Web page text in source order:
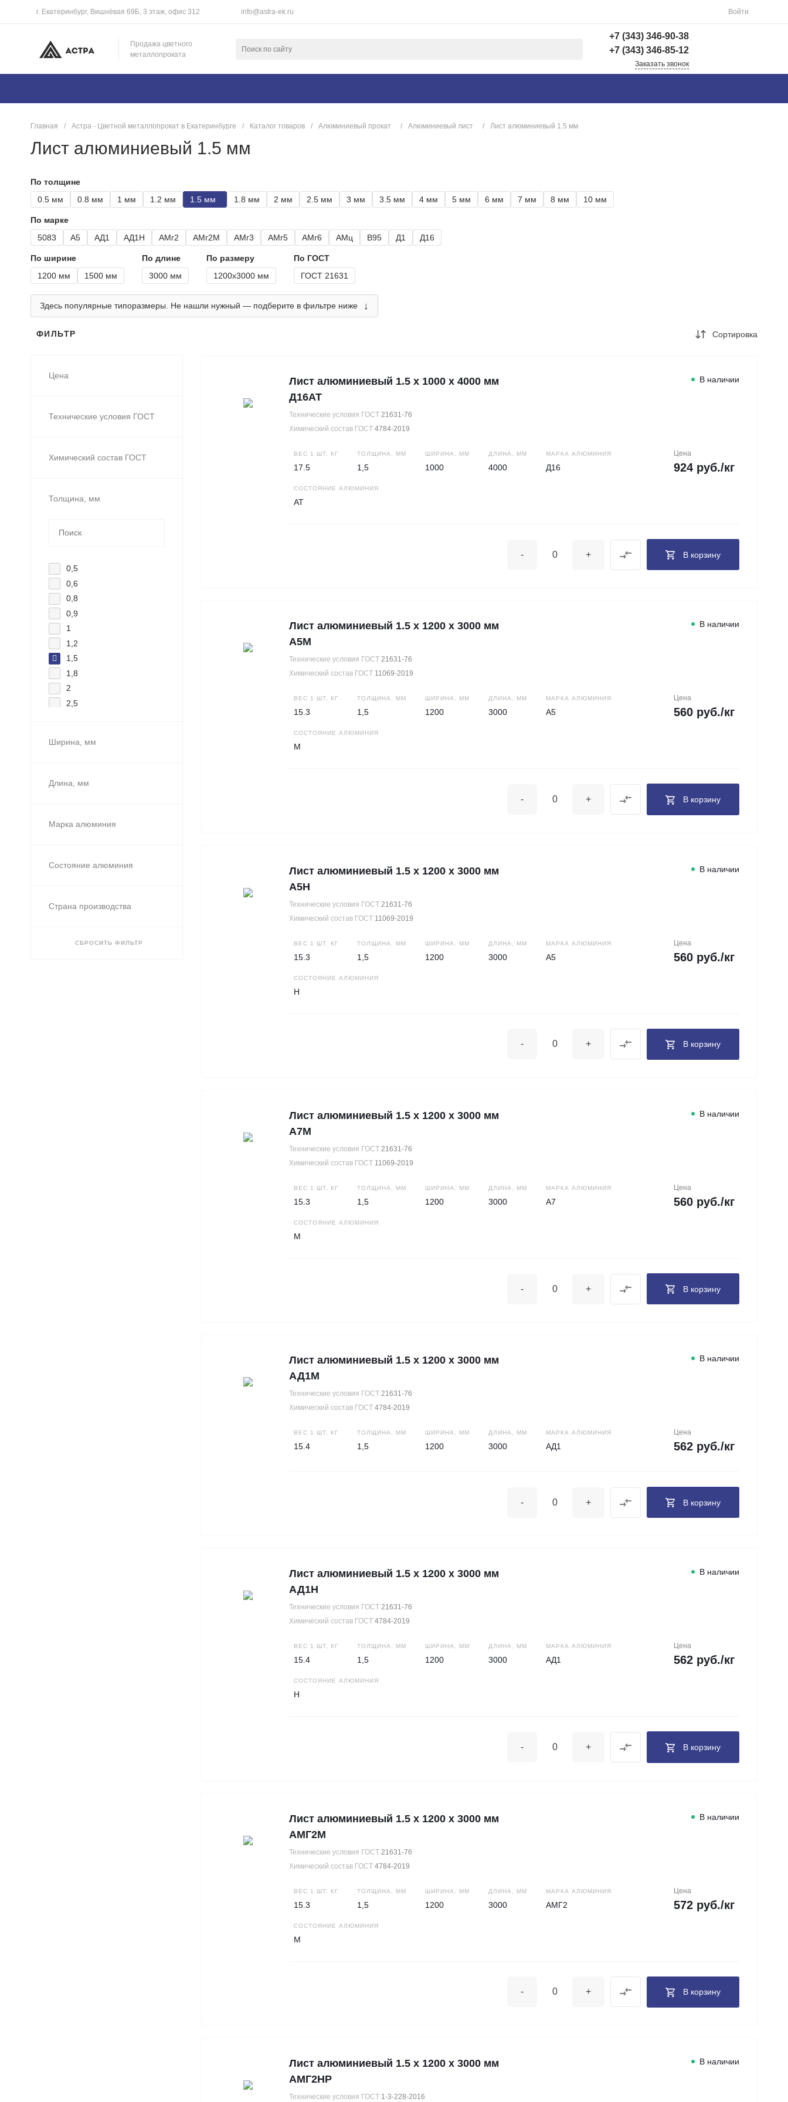
г. Екатеринбург, Вишнёвая 69Б, 3 этаж, офис 312 info@astra-ek.ru Войти
Продажа цветного
металлопроката
+7 (343) 346-90-38
+7 (343) 346-85-12
г. Екатеринбург,
г. Березовский,
Заказать звонок
Главная / Астра - Цветной металлопрокат в Екатеринбурге / Каталог товаров / Алюминиевый прокат / Алюминиевый лист / Лист алюминиевый 1.5 мм
Лист алюминиевый 1.5 мм
По толщине
0.5 мм
0.8 мм 1 мм 1.2 мм 1.5 мм 1.8 мм 2 мм 2.5 мм 3 мм 3.5 мм 4 мм 5 мм 6 мм 7 мм 8 мм 10 мм
По марке
5083
А5 АД1 АД1Н АМг2 АМг2М АМг3 АМг5 АМг6 АМц В95 Д1 Д16
По ширине
1200 мм
1500 мм
По длине
3000 мм
По размеру
1200х3000 мм
По ГОСТ
ГОСТ 21631
Здесь популярные типоразмеры. Не нашли нужный — подберите в фильтре ниже ↓
ФИЛЬТР
Цена
Технические условия ГОСТ
Химический состав ГОСТ
Толщина, мм
0,5
0,6
0,8
0,9
1
1,2
1,5
1,8
2
2,5
4
9
Ширина, мм
Длина, мм
Марка алюминия
Состояние алюминия
Страна производства
СБРОСИТЬ ФИЛЬТР
Сортировка
Лист алюминиевый 1.5 х 1000 х 4000 мм
Д16АТ
Технические условия ГОСТ 21631-76
Химический состав ГОСТ 4784-2019
В наличии
ВЕС 1 ШТ, КГ
17.5
ТОЛЩИНА, ММ
1,5
ШИРИНА, ММ
1000
ДЛИНА, ММ
4000
МАРКА АЛЮМИНИЯ
Д16
СОСТОЯНИЕ АЛЮМИНИЯ
АТ
Цена
924 руб./кг
- + В корзину
Лист алюминиевый 1.5 х 1200 х 3000 мм
А5М
Технические условия ГОСТ 21631-76
Химический состав ГОСТ 11069-2019
В наличии
ВЕС 1 ШТ, КГ
15.3
ТОЛЩИНА, ММ
1,5
ШИРИНА, ММ
1200
ДЛИНА, ММ
3000
МАРКА АЛЮМИНИЯ
А5
СОСТОЯНИЕ АЛЮМИНИЯ
М
Цена
560 руб./кг
- + В корзину
Лист алюминиевый 1.5 х 1200 х 3000 мм
А5Н
Технические условия ГОСТ 21631-76
Химический состав ГОСТ 11069-2019
В наличии
ВЕС 1 ШТ, КГ
15.3
ТОЛЩИНА, ММ
1,5
ШИРИНА, ММ
1200
ДЛИНА, ММ
3000
МАРКА АЛЮМИНИЯ
А5
СОСТОЯНИЕ АЛЮМИНИЯ
Н
Цена
560 руб./кг
- + В корзину
Лист алюминиевый 1.5 х 1200 х 3000 мм
А7М
Технические условия ГОСТ 21631-76
Химический состав ГОСТ 11069-2019
В наличии
ВЕС 1 ШТ, КГ
15.3
ТОЛЩИНА, ММ
1,5
ШИРИНА, ММ
1200
ДЛИНА, ММ
3000
МАРКА АЛЮМИНИЯ
А7
СОСТОЯНИЕ АЛЮМИНИЯ
М
Цена
560 руб./кг
- + В корзину
Лист алюминиевый 1.5 х 1200 х 3000 мм
АД1М
Технические условия ГОСТ 21631-76
Химический состав ГОСТ 4784-2019
В наличии
ВЕС 1 ШТ, КГ
15.4
ТОЛЩИНА, ММ
1,5
ШИРИНА, ММ
1200
ДЛИНА, ММ
3000
МАРКА АЛЮМИНИЯ
АД1
Цена
562 руб./кг
- + В корзину
Лист алюминиевый 1.5 х 1200 х 3000 мм
АД1Н
Технические условия ГОСТ 21631-76
Химический состав ГОСТ 4784-2019
В наличии
ВЕС 1 ШТ, КГ
15.4
ТОЛЩИНА, ММ
1,5
ШИРИНА, ММ
1200
ДЛИНА, ММ
3000
МАРКА АЛЮМИНИЯ
АД1
СОСТОЯНИЕ АЛЮМИНИЯ
Н
Цена
562 руб./кг
- + В корзину
Лист алюминиевый 1.5 х 1200 х 3000 мм
АМГ2М
Технические условия ГОСТ 21631-76
Химический состав ГОСТ 4784-2019
В наличии
ВЕС 1 ШТ, КГ
15.3
ТОЛЩИНА, ММ
1,5
ШИРИНА, ММ
1200
ДЛИНА, ММ
3000
МАРКА АЛЮМИНИЯ
АМГ2
СОСТОЯНИЕ АЛЮМИНИЯ
М
Цена
572 руб./кг
- + В корзину
Лист алюминиевый 1.5 х 1200 х 3000 мм
АМГ2НР
Технические условия ГОСТ 1-3-228-2016
В наличии